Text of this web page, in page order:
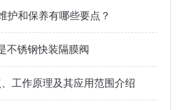
护和保养有哪些要点？
不锈钢快装隔膜阀
工作原理及其应用范围介绍